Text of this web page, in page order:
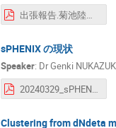
出張報告.菊池陸大.03.29.2024.pdf
sPHENIX の現状
Speaker: DrGenki
20240329_sPHENIX_status.pdf
Clustering from dNdeta